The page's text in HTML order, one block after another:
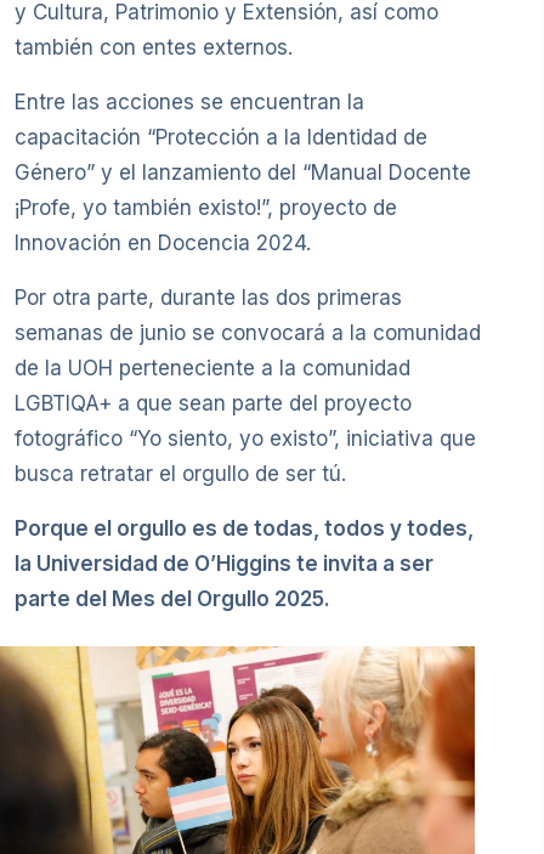
y Cultura, Patrimonio y Extensión, así como
también con entes externos.
Entre las acciones se encuentran la
capacitación “Protección a la Identidad de
Género” y el lanzamiento del “Manual Docente
¡Profe, yo también existo!”, proyecto de
Innovación en Docencia 2024.
Por otra parte, durante las dos primeras
semanas de junio se convocará a la comunidad
de la UOH perteneciente a la comunidad
LGBTIQA+ a que sean parte del proyecto
fotográfico “Yo siento, yo existo”, iniciativa que
busca retratar el orgullo de ser tú.
Porque el orgullo es de todas, todos y todes,
la Universidad de O’Higgins te invita a ser
parte del Mes del Orgullo 2025.